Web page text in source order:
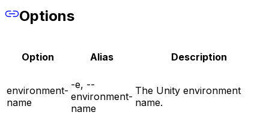
Options
Option Alias Description
environment-
name
-e, --
environment-
name
The Unity environment
name.